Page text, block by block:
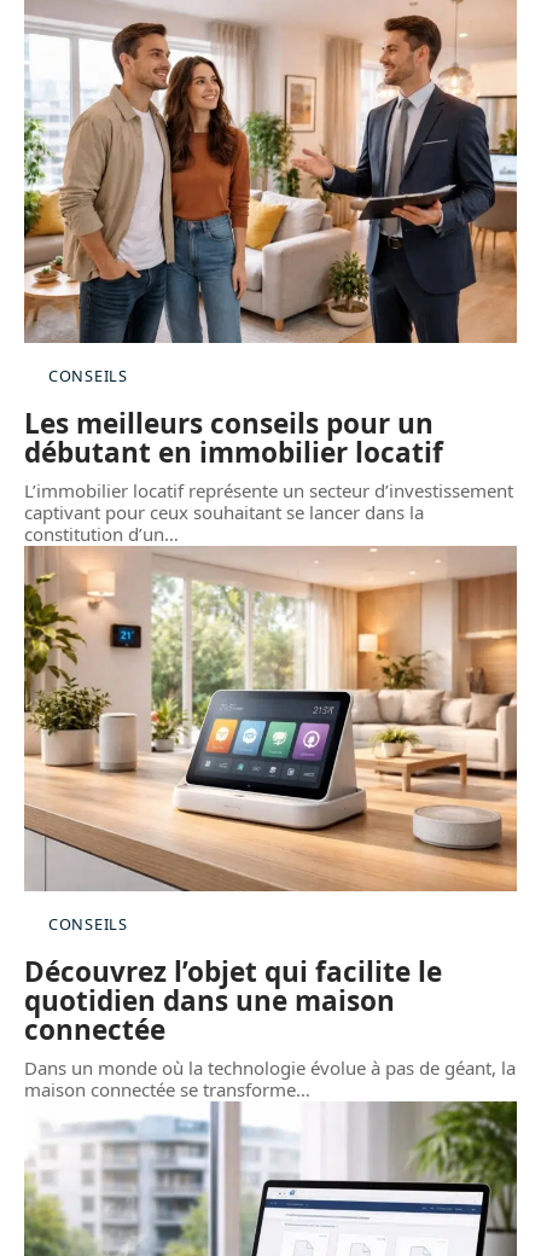
CONSEILS
Les meilleurs conseils pour un
débutant en immobilier locatif
L’immobilier locatif représente un secteur d’investissement
captivant pour ceux souhaitant se lancer dans la
constitution d’un…
CONSEILS
Découvrez l’objet qui facilite le
quotidien dans une maison
connectée
Dans un monde où la technologie évolue à pas de géant, la
maison connectée se transforme…